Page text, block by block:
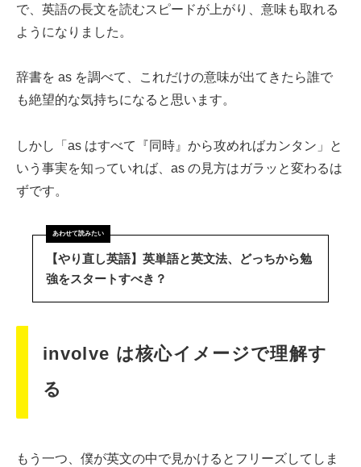
で、英語の長文を読むスピードが上がり、意味も取れる
ようになりました。
辞書を as を調べて、これだけの意味が出てきたら誰で
も絶望的な気持ちになると思います。
しかし「as はすべて『同時』から攻めればカンタン」と
いう事実を知っていれば、as の見方はガラッと変わるは
ずです。
【やり直し英語】英単語と英文法、どっちから勉
強をスタートすべき？
involve は核心イメージで理解す
る
もう一つ、僕が英文の中で見かけるとフリーズしてしま